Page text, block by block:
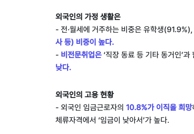
외국인의 가정 생활은
- 전·월세에 거주하는 비중은 유학생
사 등) 비중이 높다.
- 비전문취업은 ‘직장 동료 등 기타 동거인’
낮다.
외국인의 고용 현황
- 외국인 임금근로자의 10.8%가 이직을 희망
체류자격에서 ‘임금이 낮아서’가 높다.